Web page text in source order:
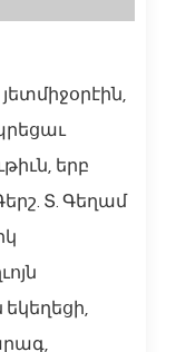
երբ
Տ. Գեղամ